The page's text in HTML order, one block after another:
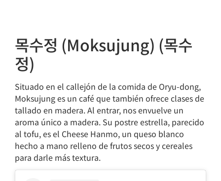
목수정 (Moksujung) (목수
정)
Situado en el callejón de la comida de Oryu-dong,
Moksujung es un café que también ofrece clases de
tallado en madera. Al entrar, nos envuelve un
aroma único a madera. Su postre estrella, parecido
al tofu, es el Cheese Hanmo, un queso blanco
hecho a mano relleno de frutos secos y cereales
para darle más textura.